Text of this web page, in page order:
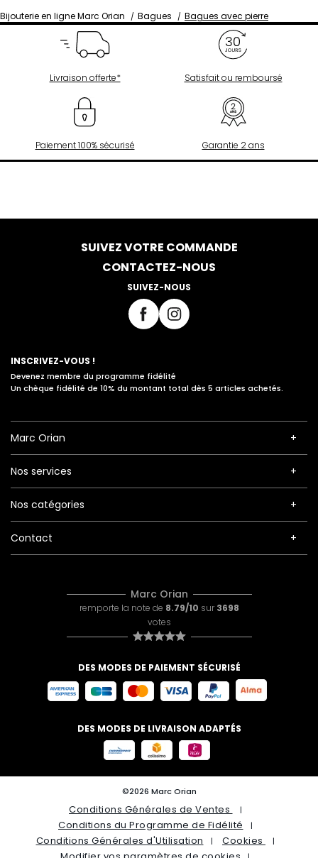
Bijouterie en ligne Marc Orian Bagues Bagues avec pierre
Livraison offerte* Satisfait ou remboursé
Paiement 100% sécurisé Garantie 2 ans
SUIVEZ VOTRE COMMANDE
CONTACTEZ-NOUS
SUIVEZ-NOUS
INSCRIVEZ-VOUS !
Devenez membre du programme fidélité
Un chèque fidélité de 10% du montant total dès 5 articles achetés.
Marc Orian
Nos services
Nos catégories
Contact
Marc Orian
remporte la note de 8.79/10 sur 3698
votes
DES MODES DE PAIEMENT SÉCURISÉ
DES MODES DE LIVRAISON ADAPTÉS
©2026 Marc Orian
Conditions Générales de Ventes
Conditions du Programme de Fidélité
Conditions Générales d'Utilisation
Cookies